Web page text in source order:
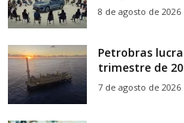
8 de agosto de 2026
Petrobras
trimestre de
7 de agosto de 2026